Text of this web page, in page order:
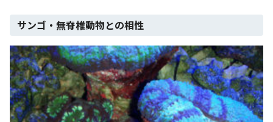
サンゴ・無脊椎動物との相性